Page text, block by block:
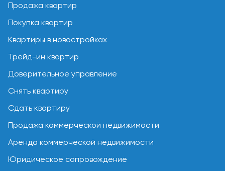
Продажа квартир
Покупка квартир
Квартиры в новостройках
Трейд-ин квартир
Доверительное управление
Снять квартиру
Сдать квартиру
Продажа коммерческой недвижимости
Аренда коммерческой недвижимости
Юридическое сопровождение